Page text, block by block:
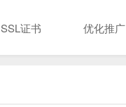
SSL证书 优化推广